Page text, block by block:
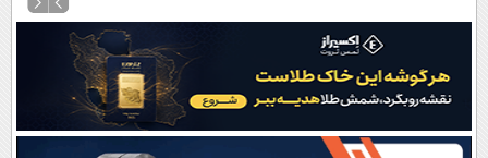
آرشیو
نظرسنجی
آب و هوا
اوقات شرعی